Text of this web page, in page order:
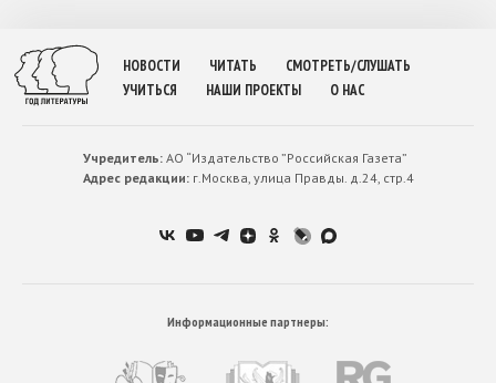
НОВОСТИ ЧИТАТЬ
СМОТРЕТЬ/СЛУШАТЬ
УЧИТЬСЯ
НАШИ ПРОЕКТЫ О НАС
Учредитель:АО “Издательство ”Российская Газета”
Адрес редакции:г.Москва, улица Правды. д.24, стр.4
Информационные партнеры: